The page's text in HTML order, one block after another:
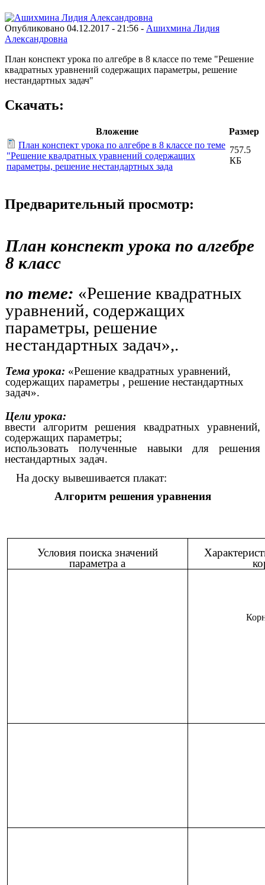
Опубликовано 04.12.2017 - 21:56 - Ашихмина Лидия
Александровна
План конспект урока по алгебре в 8 классе по теме "Решение
квадратных уравнений содержащих параметры, решение
нестандартных задач"
Скачать:
Вложение
Размер
План конспект урока по алгебре в 8 классе по теме
"Решение квадратных уравнений содержащих
параметры, решение нестандартных зада
757.5
КБ
Предварительный просмотр:
План конспект урока по алгебре
8 класс
по теме: «Решение квадратных
уравнений, содержащих
параметры, решение
нестандартных задач»,.
Тема урока: «Решение квадратных уравнений,
содержащих параметры , решение нестандартных
задач».
Цели урока:
ввести алгоритм решения квадратных уравнений,
содержащих параметры;
использовать полученные навыки для решения
нестандартных задач.
На доску вывешивается плакат:
Алгоритм решения уравнения
Условия поиска значений
параметра а